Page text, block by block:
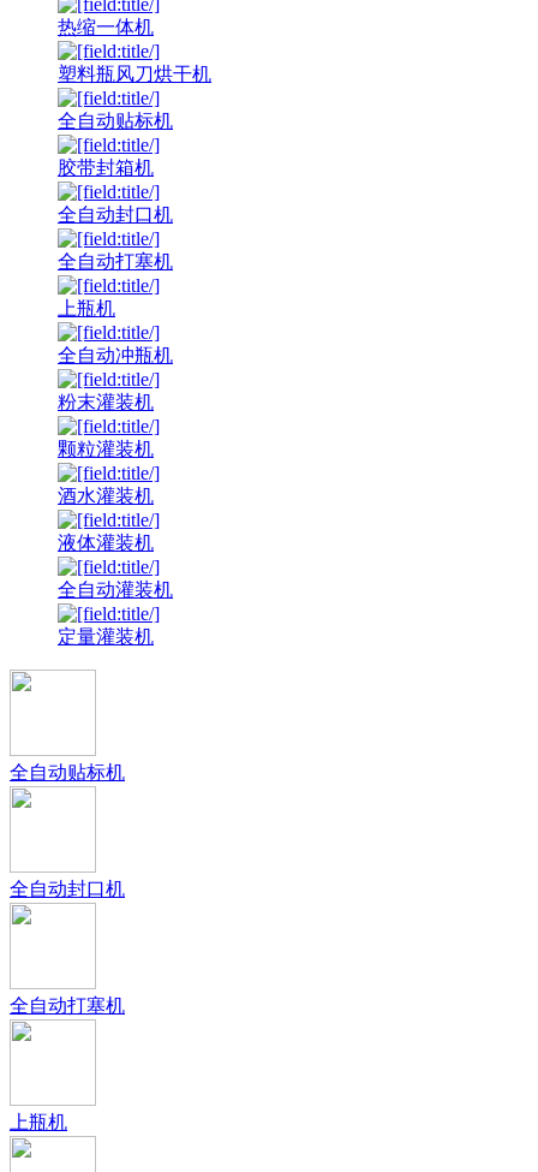
热缩一体机
塑料瓶风刀烘干机
全自动贴标机
胶带封箱机
全自动封口机
全自动打塞机
上瓶机
全自动冲瓶机
粉末灌装机
颗粒灌装机
酒水灌装机
液体灌装机
全自动灌装机
定量灌装机
全自动贴标机
全自动封口机
全自动打塞机
上瓶机